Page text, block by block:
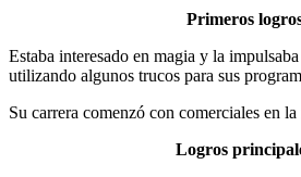
Primeros
Estaba interesado en magia y la
utilizando algunos trucos para sus
Su carrera comenzó con comerciales en
Logros